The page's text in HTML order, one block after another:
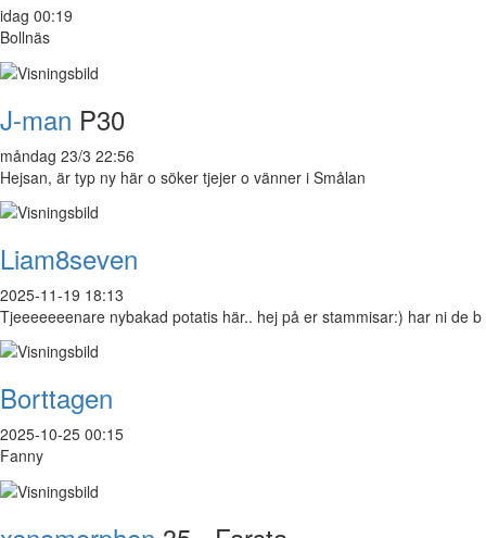
idag 00:19
Bollnäs
J-man P30
måndag 23/3 22:56
Hejsan, är typ ny här o söker tjejer o vänner i Smålan
Liam8seven
2025-11-19 18:13
Tjeeeeeeenare nybakad potatis här.. hej på er stammisar:) har ni de b
Borttagen
2025-10-25 00:15
Fanny